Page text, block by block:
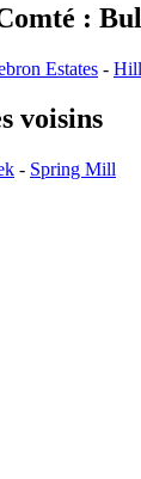
:
Estates -
voisins
- Spring Mill